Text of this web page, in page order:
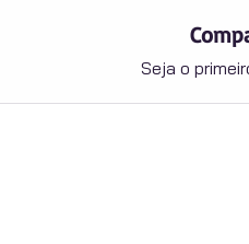
Seja o